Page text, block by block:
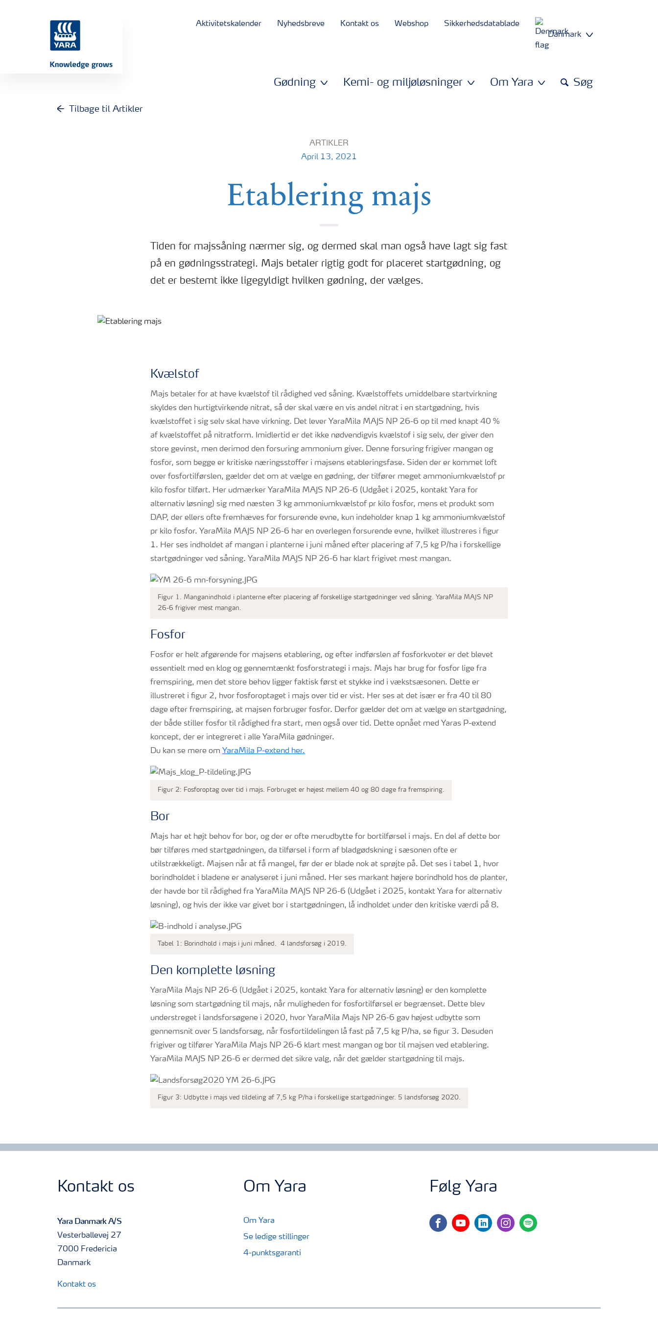
Aktivitetskalender Nyhedsbreve Kontakt os Webshop
Sikkerhedsdatablade
Danmark
Gødning Kemi- og miljøløsninger Om Yara Søg
Tilbage til Artikler
ARTIKLER
April 13, 2021
Etablering majs
Tiden for majssåning nærmer sig, og dermed skal man også have lagt sig fast
på en gødningsstrategi. Majs betaler rigtig godt for placeret startgødning, og
det er bestemt ikke ligegyldigt hvilken gødning, der vælges.
Kvælstof
Majs betaler for at have kvælstof til rådighed ved såning. Kvælstoffets umiddelbare startvirkning
skyldes den hurtigtvirkende nitrat, så der skal være en vis andel nitrat i en startgødning, hvis
kvælstoffet i sig selv skal have virkning. Det lever YaraMila MAJS NP 26-6 op til med knapt 40 %
af kvælstoffet på nitratform. Imidlertid er det ikke nødvendigvis kvælstof i sig selv, der giver den
store gevinst, men derimod den forsuring ammonium giver. Denne forsuring frigiver mangan og
fosfor, som begge er kritiske næringsstoffer i majsens etableringsfase. Siden der er kommet loft
over fosfortilførslen, gælder det om at vælge en gødning, der tilfører meget ammoniumkvælstof pr
kilo fosfor tilført. Her udmærker YaraMila MAJS NP 26-6 (Udgået i 2025, kontakt Yara for
alternativ løsning) sig med næsten 3 kg ammoniumkvælstof pr kilo fosfor, mens et produkt som
DAP, der ellers ofte fremhæves for forsurende evne, kun indeholder knap 1 kg ammoniumkvælstof
pr kilo fosfor. YaraMila MAJS NP 26-6 har en overlegen forsurende evne, hvilket illustreres i figur
1. Her ses indholdet af mangan i planterne i juni måned efter placering af 7,5 kg P/ha i forskellige
startgødninger ved såning. YaraMila MAJS NP 26-6 har klart frigivet mest mangan.
Figur 1. Manganindhold i planterne efter placering af forskellige startgødninger ved såning. YaraMila MAJS NP
26-6 frigiver mest mangan.
Fosfor
Fosfor er helt afgørende for majsens etablering, og efter indførslen af fosforkvoter er det blevet
essentielt med en klog og gennemtænkt fosforstrategi i majs. Majs har brug for fosfor lige fra
fremspiring, men det store behov ligger faktisk først et stykke ind i vækstsæsonen. Dette er
illustreret i figur 2, hvor fosforoptaget i majs over tid er vist. Her ses at det især er fra 40 til 80
dage efter fremspiring, at majsen forbruger fosfor. Derfor gælder det om at vælge en startgødning,
der både stiller fosfor til rådighed fra start, men også over tid. Dette opnået med Yaras P-extend
koncept, der er integreret i alle YaraMila gødninger.
Du kan se mere om YaraMila P-extend her.
Figur 2: Fosforoptag over tid i majs. Forbruget er højest mellem 40 og 80 dage fra fremspiring.
Bor
Majs har et højt behov for bor, og der er ofte merudbytte for bortilførsel i majs. En del af dette bor
bør tilføres med startgødningen, da tilførsel i form af bladgødskning i sæsonen ofte er
utilstrækkeligt. Majsen når at få mangel, før der er blade nok at sprøjte på. Det ses i tabel 1, hvor
borindholdet i bladene er analyseret i juni måned. Her ses markant højere borindhold hos de planter,
der havde bor til rådighed fra YaraMila MAJS NP 26-6 (Udgået i 2025, kontakt Yara for alternativ
løsning), og hvis der ikke var givet bor i startgødningen, lå indholdet under den kritiske værdi på 8.
Tabel 1: Borindhold i majs i juni måned. 4 landsforsøg i 2019.
Den komplette løsning
YaraMila Majs NP 26-6 (Udgået i 2025, kontakt Yara for alternativ løsning) er den komplette
løsning som startgødning til majs, når muligheden for fosfortilførsel er begrænset. Dette blev
understreget i landsforsøgene i 2020, hvor YaraMila Majs NP 26-6 gav højest udbytte som
gennemsnit over 5 landsforsøg, når fosfortildelingen lå fast på 7,5 kg P/ha, se figur 3. Desuden
frigiver og tilfører YaraMila Majs NP 26-6 klart mest mangan og bor til majsen ved etablering.
YaraMila MAJS NP 26-6 er dermed det sikre valg, når det gælder startgødning til majs.
Figur 3: Udbytte i majs ved tildeling af 7,5 kg P/ha i forskellige startgødninger. 5 landsforsøg 2020.
Kontakt os
Yara Danmark A/S
Vesterballevej 27
7000 Fredericia
Danmark
Kontakt os
Om Yara
Om Yara
Se ledige stillinger
4-punktsgaranti
Følg Yara
facebookyoutubelinkedininstagram
spotify